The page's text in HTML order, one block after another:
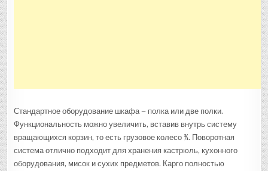
Стандартное оборудование шкафа – полка или две полки.
Функциональность можно увеличить, вставив внутрь систему
вращающихся корзин, то есть грузовое колесо ¾. Поворотная
система отлично подходит для хранения кастрюль, кухонного
оборудования, мисок и сухих предметов. Карго полностью